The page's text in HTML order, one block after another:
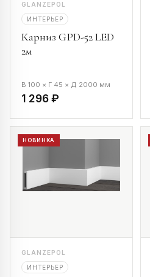
GLANZEPOL
ИНТЕРЬЕР
Карниз GPD-52 LED
2м
В 100 × Г 45 × Д 2000 мм
1 296 ₽
НОВИНКА
GLANZEPOL
ИНТЕРЬЕР